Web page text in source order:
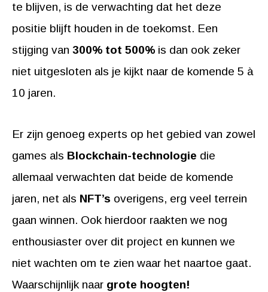
te blijven, is de verwachting dat het deze
positie blijft houden in de toekomst. Een
stijging van 300% tot 500% is dan ook zeker
niet uitgesloten als je kijkt naar de komende 5 à
10 jaren.
Er zijn genoeg experts op het gebied van zowel
games als Blockchain-technologie die
allemaal verwachten dat beide de komende
jaren, net als NFT’s overigens, erg veel terrein
gaan winnen. Ook hierdoor raakten we nog
enthousiaster over dit project en kunnen we
niet wachten om te zien waar het naartoe gaat.
Waarschijnlijk naar grote hoogten!